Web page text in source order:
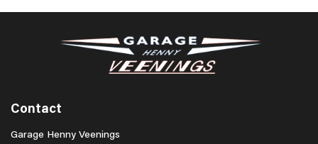
Contact
Garage Henny Veenings